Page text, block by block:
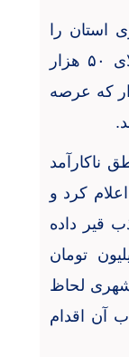
را
۵۰ هزار
که عرصه
.
ناکارآمد
اعلام کرد و
قیر داده
تومان
لحاظ
آن اقدام